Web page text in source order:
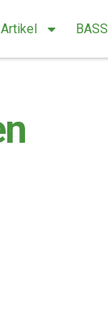
Artikel BASS